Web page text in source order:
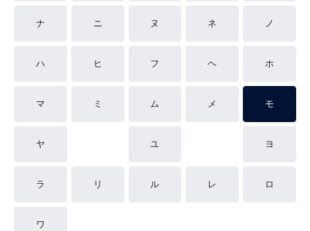
ナ ニ ヌ ネ ノ
ハ ヒ フ ヘ ホ
マ ミ ム メ モ
ヤ ユ ヨ
ラ リ ル レ ロ
ワ